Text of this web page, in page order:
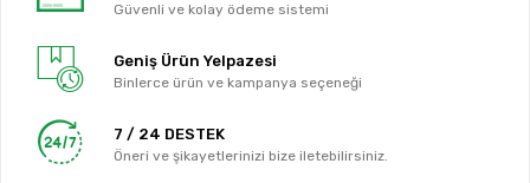
Güvenli ve kolay ödeme sistemi
Geniş Ürün Yelpazesi
Binlerce ürün ve kampanya seçeneği
7 / 24 DESTEK
Öneri ve şikayetlerinizi bize iletebilirsiniz.